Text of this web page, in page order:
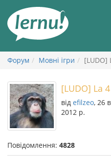
змісту
Форум Мовні ігри [LUDO]
[LUDO] La
від efilzeo, 26
2012 р.
Повідомлення: 4828